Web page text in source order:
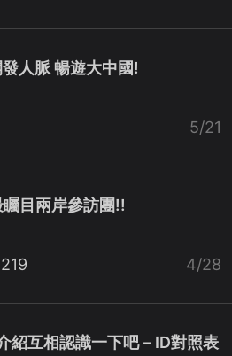
人脈 暢遊大中國!
5/21
目兩岸參訪團!!
4/28
紹互相認識一下吧－ID對照表